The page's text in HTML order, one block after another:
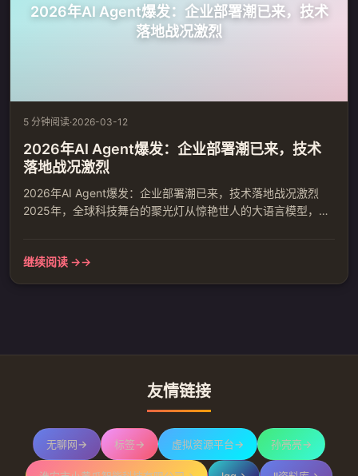
2026年AI Agent爆发：企业部署潮已来，技术
落地战况激烈
5 分钟阅读·2026-03-12
2026年AI Agent爆发：企业部署潮已来，技术
落地战况激烈
2026年AI Agent爆发：企业部署潮已来，技术落地战况激烈
2025年，全球科技舞台的聚光灯从惊艳世人的大语言模型，转
\"自主感知、规划与执行\"的深水区。2026年才过去三个月，这
继续阅读 →
友情链接
无聊网→ 标签→ 虚拟资源平台→ 孙亮亮→